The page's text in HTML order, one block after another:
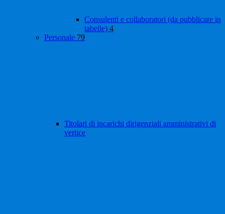
Consulenti e collaboratori (da pubblicare in
tabelle) 4
Personale 79
Titolari di incarichi dirigenziali amministrativi di
vertice